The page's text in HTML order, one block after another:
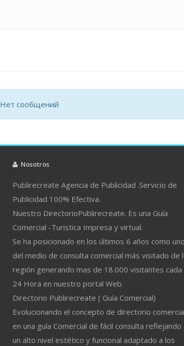
Нет сообщений
Nosotros
Publirecreate Agencia de Publicidad .Servicio de
Publicidad 100% Efectiva.
Nuestro DirectorioPublirecreate. Es una Guía
Comercial -Turistica Impresa y virtual.
Se ha posicionado en los últimos 6 años como uno
del medio de consulta comercial más visitado de
región generando mas de 18.000 visitantes cada
24 Hora en nuestro portal Web.
Directorio Publirecreate ( Guía Comercial)
Evolucionando el concepto de directorio
en una guía Comercial de fácil consulta reflejando
un alto nivel estético y funcional adaptado a los